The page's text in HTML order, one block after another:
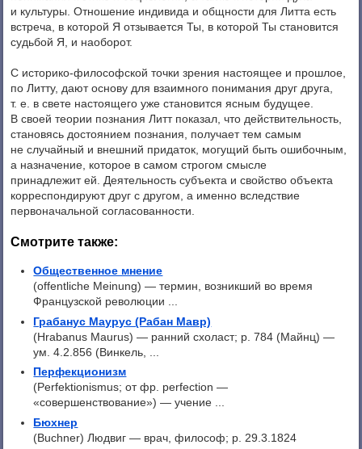
и культуры. Отношение индивида и общности для Литта есть
встреча, в которой Я отзывается Ты, в которой Ты становится
судьбой Я, и наоборот.
С историко-философской точки зрения настоящее и прошлое,
по Литту, дают основу для взаимного понимания друг друга,
т. е. в свете настоящего уже становится ясным будущее.
В своей теории познания Литт показал, что действительность,
становясь достоянием познания, получает тем самым
не случайный и внешний придаток, могущий быть ошибочным,
а назначение, которое в самом строгом смысле
принадлежит ей. Деятельность субъекта и свойство объекта
корреспондируют друг с другом, а именно вследствие
первоначальной согласованности.
Смотрите также:
Общественное мнение
(offentliche Meinung) — термин, возникший во время
Французской революции ...
Грабанус Mаурус (Рабан Мавр)
(Hrabanus Maurus) — ранний схоласт; p. 784 (Майнц) —
ум. 4.2.856 (Винкель, ...
Перфекционизм
(Perfektionismus; от фр. perfection —
«совершенствование») — учение ...
Бюхнер
(Buchner) Людвиг — врач, философ; p. 29.3.1824